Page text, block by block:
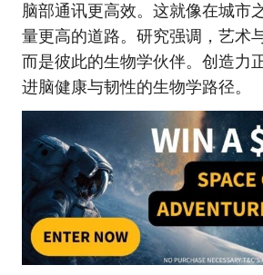
脑部通讯更高效。这就像在城市
量更高的道路。研究强调，艺术
而是彼此的生物学伙伴。创造力
进脑健康与韧性的生物学路径。